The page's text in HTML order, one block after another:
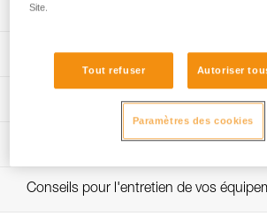
Technical Notice
Technical Notice
App pour contrôler et suivre vos EPI
Procédure de vérification EPI
verif EPI-GRILLON-procedure-
Fiche de suivi EPI
verif EPI-GRILLON-suivi-FR
Conseils pour l'entretien de vos
Site.
Tout refuser Autoriser
Paramètres des cookies